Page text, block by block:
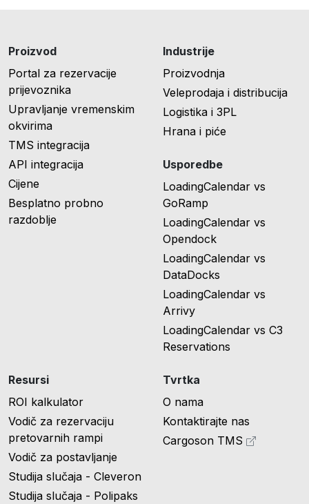
Proizvod
Portal za rezervacije
prijevoznika
Upravljanje vremenskim
okvirima
TMS integracija
API integracija
Cijene
Besplatno probno
razdoblje
Industrije
Proizvodnja
Veleprodaja i distribucija
Logistika i 3PL
Hrana i piće
Usporedbe
LoadingCalendar vs
GoRamp
LoadingCalendar vs
Opendock
LoadingCalendar vs
DataDocks
LoadingCalendar vs
Arrivy
LoadingCalendar vs C3
Reservations
Resursi
ROI kalkulator
Vodič za rezervaciju
pretovarnih rampi
Vodič za postavljanje
Studija slučaja - Cleveron
Studija slučaja - Polipaks
Tvrtka
O nama
Kontaktirajte nas
Cargoson TMS